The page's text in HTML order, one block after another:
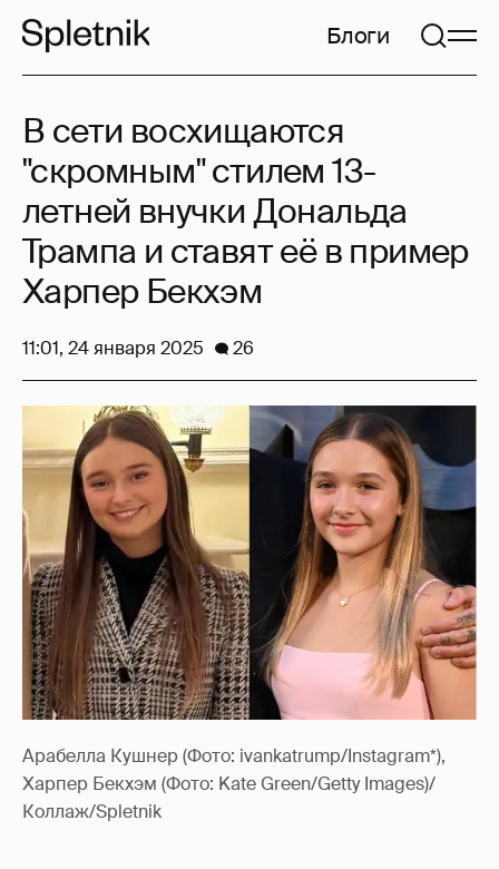
Блоги
Арабелла Кушнер (Фото: ivankatrump/Instagram*),
Харпер Бекхэм (Фото: Kate Green/Getty Images)/
Коллаж/Spletnik
В сети восхищаются
"скромным" стилем 13-
летней внучки Дональда
Трампа и ставят её в пример
Харпер Бекхэм
11:01, 24 января 2025 26